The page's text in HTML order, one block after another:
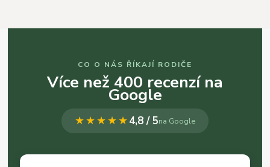
CO O NÁS ŘÍKAJÍ RODIČE
Více než 400 recenzí na
Google
★★★★★4,8 / 5na Google